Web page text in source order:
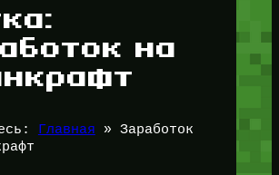
на
Главная » Заработок